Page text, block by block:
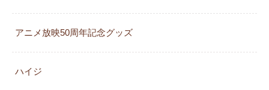
アニメ放映50周年記念グッズ
ハイジ